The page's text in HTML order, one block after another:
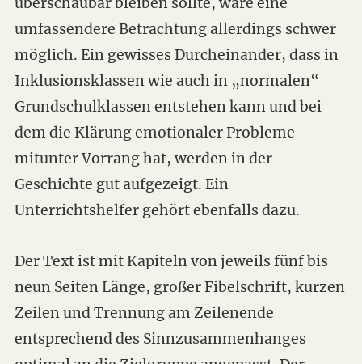
umfassendere Betrachtung allerdings schwer
möglich. Ein gewisses Durcheinander, dass in
Inklusionsklassen wie auch in „normalen“
Grundschulklassen entstehen kann und bei
dem die Klärung emotionaler Probleme
mitunter Vorrang hat, werden in der
Geschichte gut aufgezeigt. Ein
Unterrichtshelfer gehört ebenfalls dazu.
Der Text ist mit Kapiteln von jeweils fünf bis
neun Seiten Länge, großer Fibelschrift, kurzen
Zeilen und Trennung am Zeilenende
entsprechend des Sinnzusammenhanges